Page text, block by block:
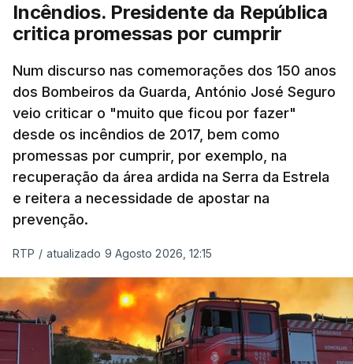
Incêndios. Presidente da República
critica promessas por cumprir
Num discurso nas comemorações dos 150 anos
dos Bombeiros da Guarda, António José Seguro
veio criticar o "muito que ficou por fazer"
desde os incêndios de 2017, bem como
promessas por cumprir, por exemplo, na
recuperação da área ardida na Serra da Estrela
e reitera a necessidade de apostar na
prevenção.
RTP / atualizado 9 Agosto 2026, 12:15